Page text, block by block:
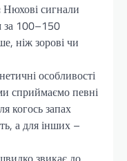
Нюхові сигнали
за 100–150
ніж зорові чи
особливості
сприймаємо певні
когось запах
а для інших –